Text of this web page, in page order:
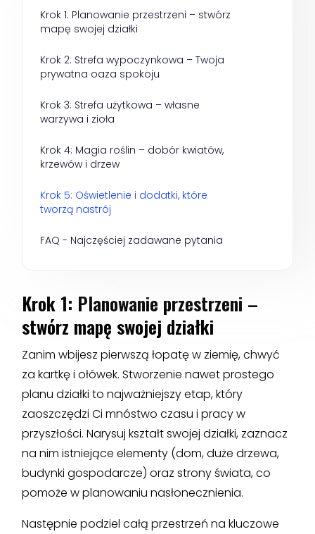
Krok 1: Planowanie przestrzeni – stwórz
mapę swojej działki
Krok 2: Strefa wypoczynkowa – Twoja
prywatna oaza spokoju
Krok 3: Strefa użytkowa – własne
warzywa i zioła
Krok 4: Magia roślin – dobór kwiatów,
krzewów i drzew
Krok 5: Oświetlenie i dodatki, które
tworzą nastrój
FAQ - Najczęściej zadawane pytania
Krok 1: Planowanie przestrzeni –
stwórz mapę swojej działki
Zanim wbijesz pierwszą łopatę w ziemię, chwyć
za kartkę i ołówek. Stworzenie nawet prostego
planu działki to najważniejszy etap, który
zaoszczędzi Ci mnóstwo czasu i pracy w
przyszłości. Narysuj kształt swojej działki, zaznacz
na nim istniejące elementy (dom, duże drzewa,
budynki gospodarcze) oraz strony świata, co
pomoże w planowaniu nasłonecznienia.
Następnie podziel całą przestrzeń na kluczowe